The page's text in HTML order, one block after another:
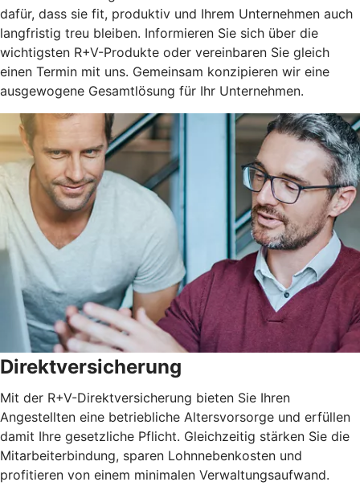
dafür, dass sie fit, produktiv und Ihrem Unternehmen auch
langfristig treu bleiben. Informieren Sie sich über die
wichtigsten R+V-Produkte oder vereinbaren Sie gleich
einen Termin mit uns. Gemeinsam konzipieren wir eine
ausgewogene Gesamtlösung für Ihr Unternehmen.
Direktversicherung
Mit der R+V-Direktversicherung bieten Sie Ihren
Angestellten eine betriebliche Altersvorsorge und erfüllen
damit Ihre gesetzliche Pflicht. Gleichzeitig stärken Sie die
Mitarbeiterbindung, sparen Lohnnebenkosten und
profitieren von einem minimalen Verwaltungsaufwand.